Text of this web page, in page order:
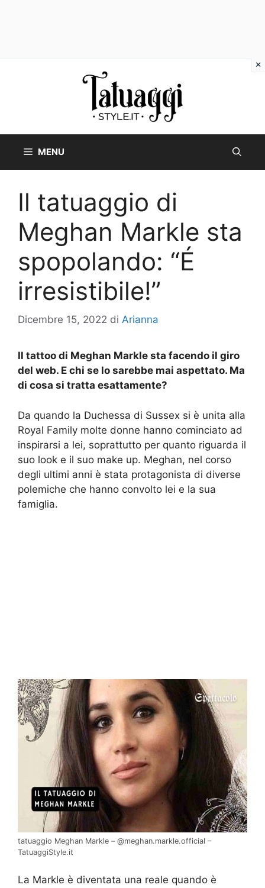
MENU
Il tatuaggio di
Meghan Markle sta
spopolando: “É
irresistibile!”
Dicembre 15, 2022 di Arianna
Il tattoo di Meghan Markle sta facendo il giro
del web. E chi se lo sarebbe mai aspettato. Ma
di cosa si tratta esattamente?
Da quando la Duchessa di Sussex si è unita alla
Royal Family molte donne hanno cominciato ad
inspirarsi a lei, soprattutto per quanto riguarda il
suo look e il suo make up. Meghan, nel corso
degli ultimi anni è stata protagonista di diverse
polemiche che hanno convolto lei e la sua
famiglia.
tatuaggio Meghan Markle – @meghan.markle.official –
TatuaggiStyle.it
La Markle è diventata una reale quando è